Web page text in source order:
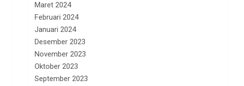
Maret 2024
Februari 2024
Januari 2024
Desember 2023
November 2023
Oktober 2023
September 2023